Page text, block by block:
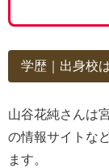
学歴｜出身校
山谷花純さんは
の情報サイトな
ます。